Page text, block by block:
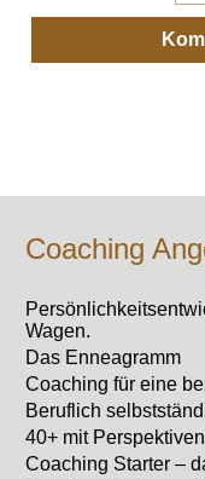
Coaching
Wagen.
Das Enneagramm
Coaching für eine
Beruflich
40+ mit Perspektiven
Coaching Starter –